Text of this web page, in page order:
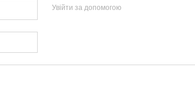
Увійти за допомогою